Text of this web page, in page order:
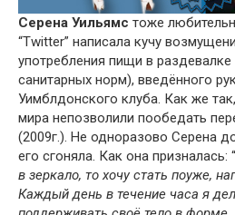
Серена Уильямс тоже
“Twitter” написала кучу
употребления пищи в
санитарных норм), введённого
Уимблдонского клуба. Как же
мира непозволили пообедать
(2009г.). Не одноразово Серена
его сгоняла. Как она призналась: “
в зеркало, то хочу стать поуже,
Каждый день в течение часа я